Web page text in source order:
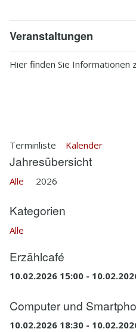
2.4
Veranstaltungen
Hier finden Sie Informationen
Terminliste Kalender
Jahresübersicht
Alle 2026
Kategorien
Alle
Erzählcafé
10.02.2026 15:00 -
Computer und
10.02.2026 18:30 -